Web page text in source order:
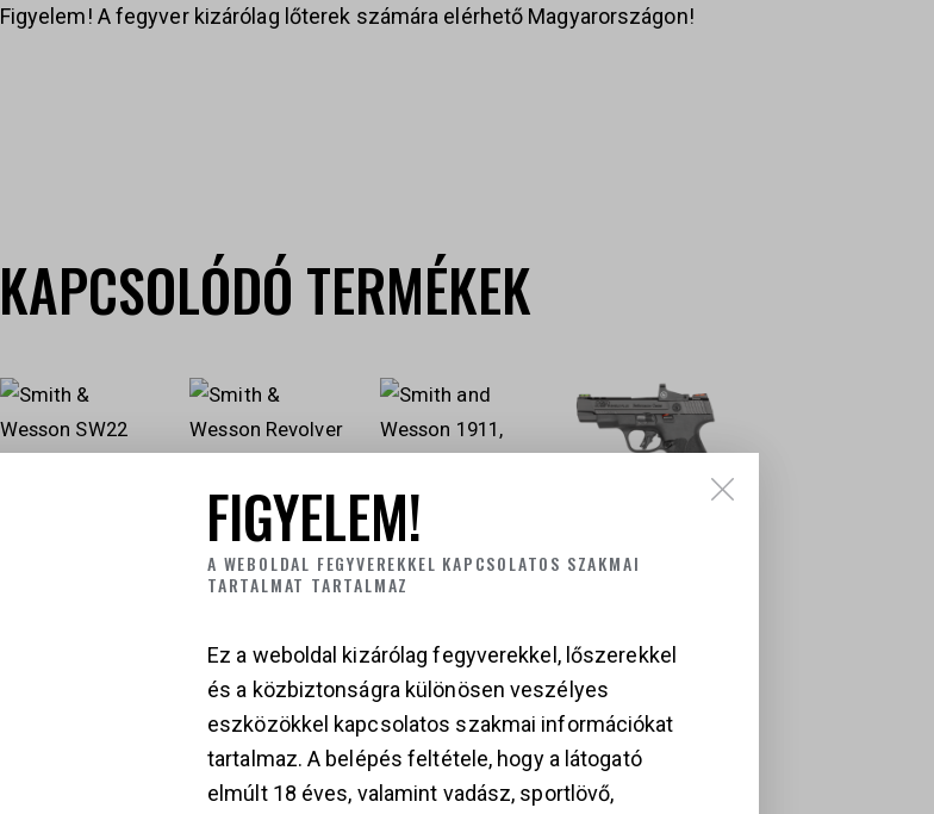
Figyelem! A fegyver kizárólag lőterek számára elérhető Magyarországon!
KAPCSOLÓDÓ TERMÉKEK
SMITH &
WESSON
HUNTER .460
S&W MAG.
1 454 000Ft
SMITH AND
WESSON 1911,
.45 AUTO, SA
WESSON M&P 9
472 000Ft
FIGYELEM!
A WEBOLDAL FEGYVEREKKEL KAPCSOLATOS SZAKMAI
TARTALMAT TARTALMAZ
Ez a weboldal kizárólag fegyverekkel, lőszerekkel
és a közbiztonságra különösen veszélyes
eszközökkel kapcsolatos szakmai információkat
tartalmaz. A belépés feltétele, hogy a látogató
elmúlt 18 éves, valamint vadász, sportlövő,